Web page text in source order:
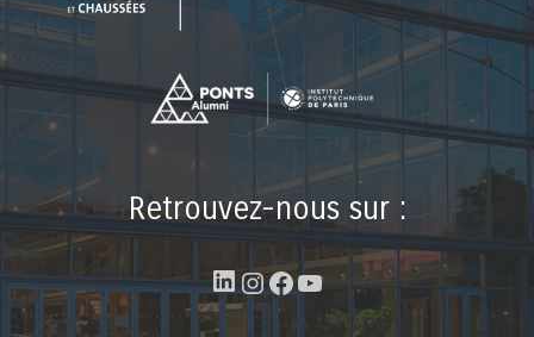
Retrouvez-nous sur :
LinkedIn
Instagram
Facebook
YouTube